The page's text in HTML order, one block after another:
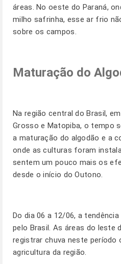
áreas. No oeste do Paraná,
milho safrinha, esse ar frio
sobre os campos.
Maturação do
Na região central do Brasil,
Grosso e Matopiba, o tempo
a maturação do algodão e a
onde as culturas foram
sentem um pouco mais os
desde o início do Outono.
Do dia 06 a 12/06, a
pelo Brasil. As áreas do leste
registrar chuva neste período
agricultura da região.